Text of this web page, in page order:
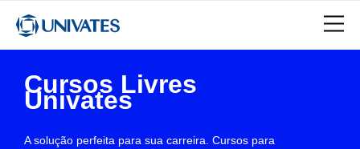
Cursos Livres
Univates
A solução perfeita para sua carreira. Cursos para